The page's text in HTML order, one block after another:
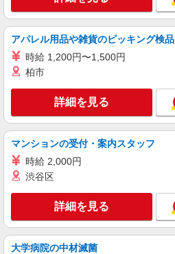
アパレル用品や雑貨のピッキング検品
時給 1,200円〜1,500円
柏市
詳細を見る
マンションの受付・案内スタッフ
時給 2,000円
渋谷区
詳細を見る
大学病院の中材滅菌